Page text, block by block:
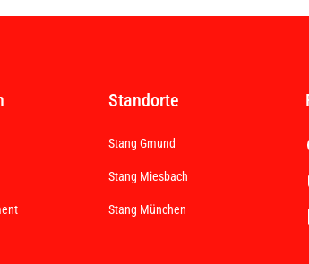
Standorte
Stang Gmund
Stang Miesbach
Stang München